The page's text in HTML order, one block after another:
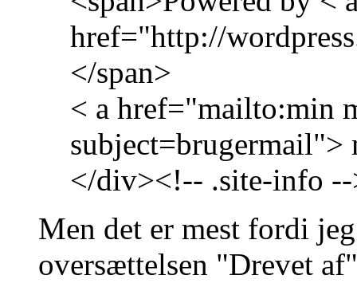
href="http://
</span>
< a href="mailto:min
subject=brugermail">
</div><!-- .site-info
Men det er mest fordi
oversættelsen "Drevet af"